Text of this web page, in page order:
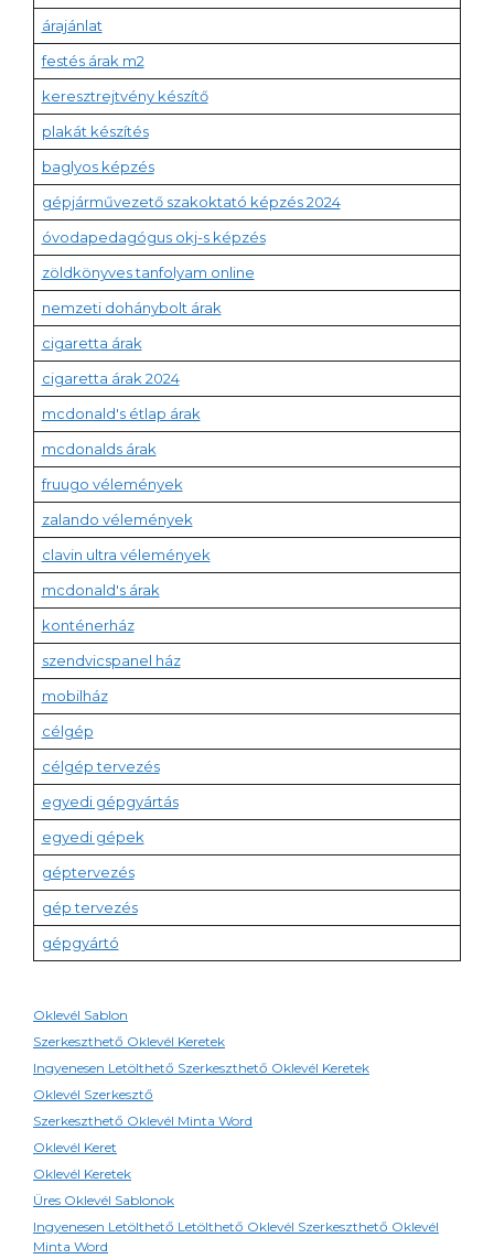
árajánlat
festés árak m2
keresztrejtvény készítő
plakát készítés
baglyos képzés
gépjárművezető szakoktató képzés 2024
óvodapedagógus okj-s képzés
zöldkönyves tanfolyam online
nemzeti dohánybolt árak
cigaretta árak
cigaretta árak 2024
mcdonald's étlap árak
mcdonalds árak
fruugo vélemények
zalando vélemények
clavin ultra vélemények
mcdonald's árak
konténerház
szendvicspanel ház
mobilház
célgép
célgép tervezés
egyedi gépgyártás
egyedi gépek
géptervezés
gép tervezés
gépgyártó
Oklevél Sablon
Szerkeszthető Oklevél Keretek
Ingyenesen Letölthető Szerkeszthető Oklevél Keretek
Oklevél Szerkesztő
Szerkeszthető Oklevél Minta Word
Oklevél Keret
Oklevél Keretek
Üres Oklevél Sablonok
Ingyenesen Letölthető Letölthető Oklevél Szerkeszthető Oklevél
Minta Word